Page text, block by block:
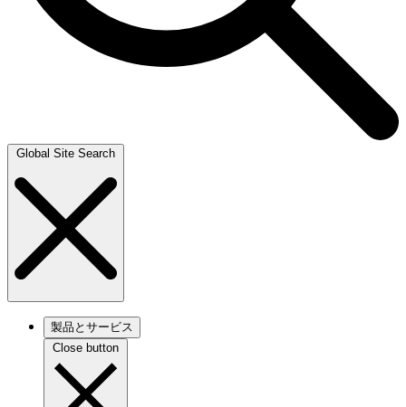
Global Site Search
製品とサービス
Close button